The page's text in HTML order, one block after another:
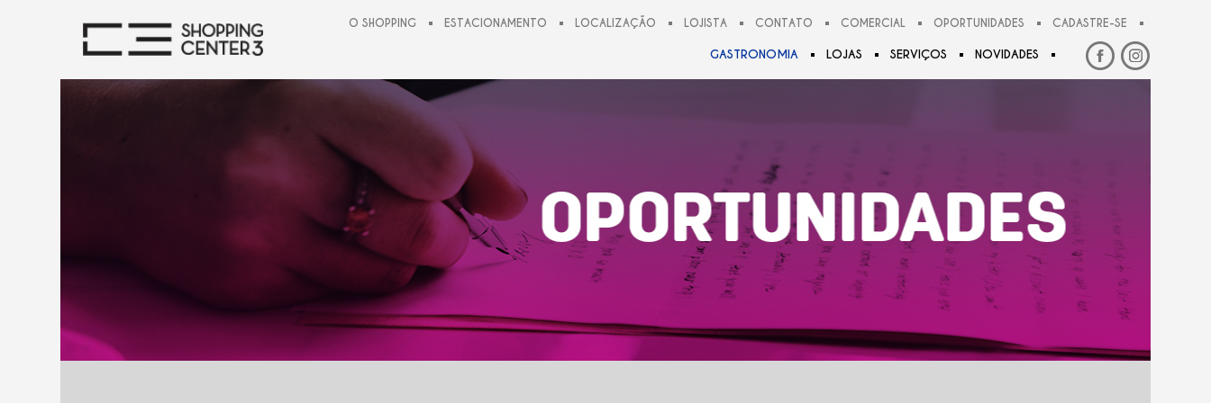
O SHOPPING ESTACIONAMENTO LOCALIZAÇÃO LOJISTA CONTATO COMERCIAL OPORTUNIDADES CADASTRE-SE
GASTRONOMIA LOJAS SERVIÇOS NOVIDADES